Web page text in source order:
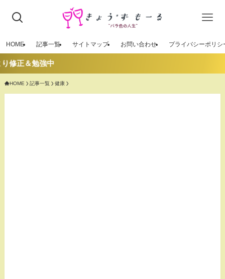
HOME 記事一覧 サイトマップ お問い合わせ プライバシーポリシ
＆勉強中
HOME 記事一覧 健康